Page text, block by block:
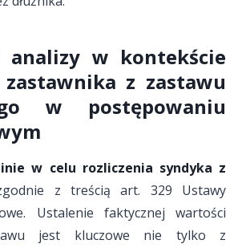
w kontekście
z zastawu
w postępowaniu
w celu rozliczenia syndyka z
z treścią art. 329 Ustawy
Ustalenie faktycznej wartości
jest kluczowe nie tylko z